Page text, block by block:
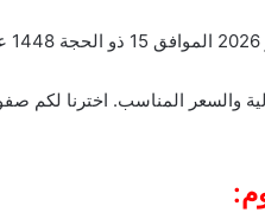
والسعر المناسب. اخترنا